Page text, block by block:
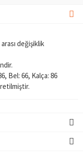
değişiklik
Bel: 66, Kalça: 86